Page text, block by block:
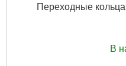
Переходные
В